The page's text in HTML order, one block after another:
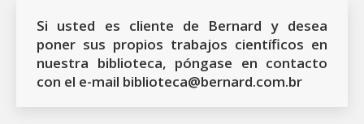
Si usted es cliente de Bernard y desea
poner sus propios trabajos científicos en
nuestra biblioteca, póngase en contacto
con el e-mail biblioteca@bernard.com.br